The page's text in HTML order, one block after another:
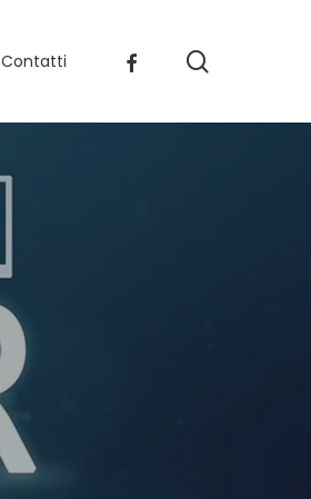
Contatti facebook